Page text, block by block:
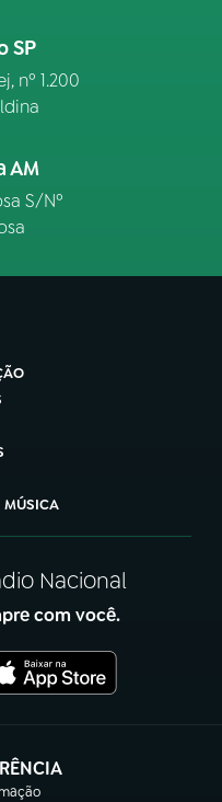
SP
nº 1.200
AM
S/Nº
MÚSICA
Nacional
com você.
em nova aba)